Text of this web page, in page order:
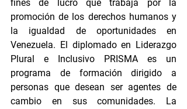
fines de lucro que trabaja por la
promoción de los derechos humanos y
la igualdad de oportunidades en
Venezuela. El diplomado en Liderazgo
Plural e Inclusivo PRISMA es un
programa de formación dirigido a
personas que desean ser agentes de
cambio en sus comunidades. La